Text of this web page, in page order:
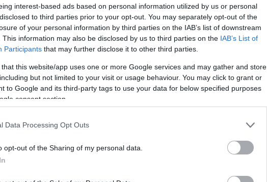
interest-based ads based on personal information utilized by us or personal
to third parties prior to your opt-out. You may separately opt-out of the
of your personal information by third parties on the IAB’s list of downstream
This information may also be disclosed by us to third parties on the IAB’s List of
Participants that may further disclose it to other third parties.
that this website/app uses one or more Google services and may gather and store
but not limited to your visit or usage behaviour. You may click to grant or
to Google and its third-party tags to use your data for below specified purposes
consent section.
Data Processing Opt Outs
opt-out of the Sharing of my personal data.
NOV. 24.
a „virsli” kerékvetők
megoldását, miután annak szerepe volt Sophia Flörsch
makaói balesetében. Flörsch autójának elrepüléséhez